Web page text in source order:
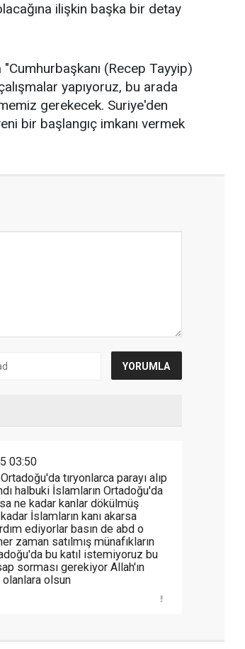
ilişkin başka bir detay
(Recep Tayyip)
yapıyoruz, bu arada
gerekecek. Suriye'den
bir başlangıç imkanı vermek
03:50
tıryonlarca parayı alıp
halbuki İslamların Ortadoğu'da
ne kadar kanlar dökülmüş
İslamların kanı akarsa
ediyorlar basın de abd o
zaman satılmış münafıkların
bu katıl istemiyoruz bu
sorması gerekiyor Allah'ın
olsun